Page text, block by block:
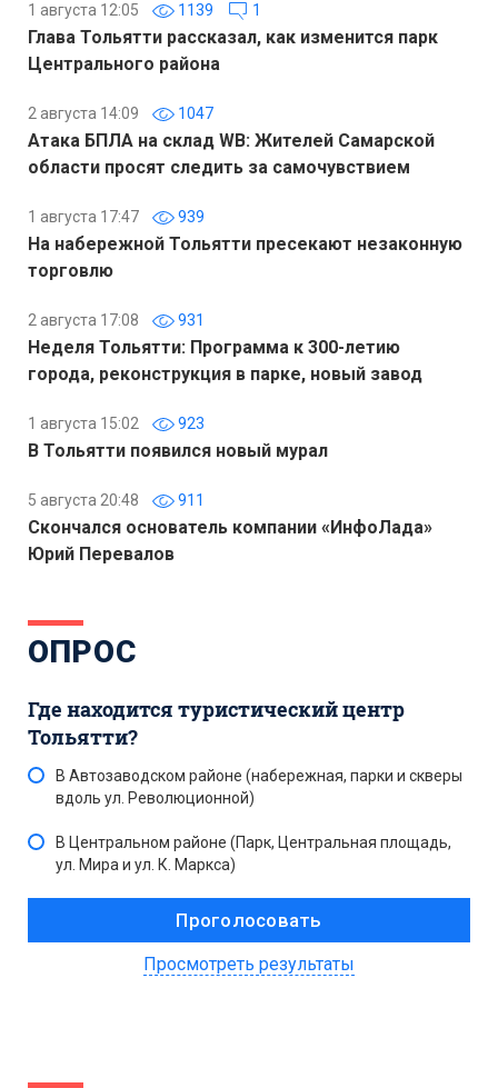
1 августа 12:05 1139 1
Глава Тольятти рассказал, как изменится парк
Центрального района
2 августа 14:09 1047
Атака БПЛА на склад WB: Жителей Самарской
области просят следить за самочувствием
1 августа 17:47 939
На набережной Тольятти пресекают незаконную
торговлю
2 августа 17:08 931
Неделя Тольятти: Программа к 300-летию
города, реконструкция в парке, новый завод
1 августа 15:02 923
В Тольятти появился новый мурал
5 августа 20:48 911
Скончался основатель компании «ИнфоЛада»
Юрий Перевалов
ОПРОС
Где находится туристический центр
Тольятти?
В Автозаводском районе (набережная, парки и скверы
вдоль ул. Революционной)
В Центральном районе (Парк, Центральная площадь,
ул. Мира и ул. К. Маркса)
Просмотреть результаты